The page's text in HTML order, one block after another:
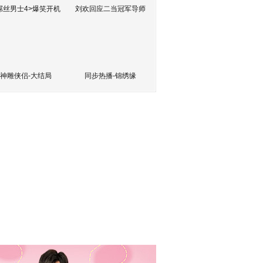
丝男士4>爆笑开机 刘欢回应二当冠军导师
神雕侠侣-大结局 同步热播-锦绣缘